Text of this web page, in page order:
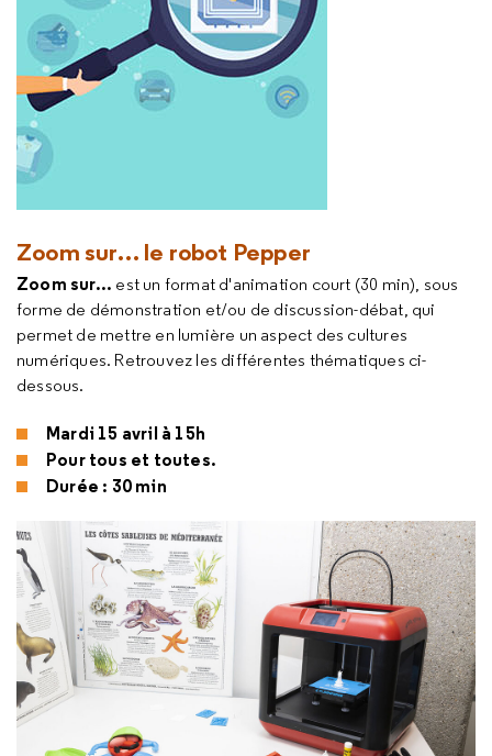
Zoom sur… le robot Pepper
Zoom sur... est un format d'animation court (30 min), sous
forme de démonstration et/ou de discussion-débat, qui
permet de mettre en lumière un aspect des cultures
numériques. Retrouvez les différentes thématiques ci-
dessous.
Mardi 15 avril à 15h
Pour tous et toutes.
Durée : 30 min